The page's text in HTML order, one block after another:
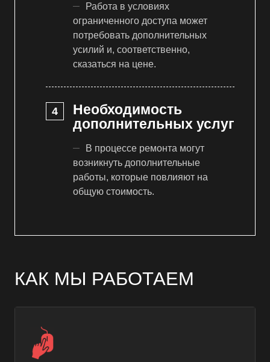
Работа в условиях
ограниченного доступа может
потребовать дополнительных
усилий и, соответственно,
сказаться на цене.
Необходимость
дополнительных услуг
В процессе ремонта могут
возникнуть дополнительные
работы, которые повлияют на
общую стоимость.
КАК МЫ РАБОТАЕМ